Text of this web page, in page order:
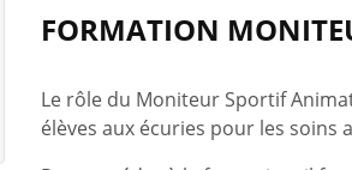
FORMATION
Le rôle du Moniteur Sportif
élèves aux écuries pour les soins